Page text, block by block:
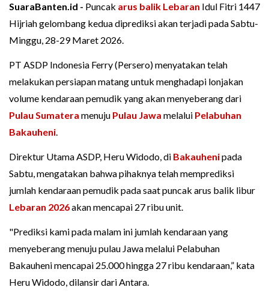
SuaraBanten.id - Puncak arus balik Lebaran Idul Fitri 1447
Hijriah gelombang kedua diprediksi akan terjadi pada Sabtu-
Minggu, 28-29 Maret 2026.
PT ASDP Indonesia Ferry (Persero) menyatakan telah
melakukan persiapan matang untuk menghadapi lonjakan
volume kendaraan pemudik yang akan menyeberang dari
Pulau Sumatera menuju Pulau Jawa melalui Pelabuhan
Bakauheni.
Direktur Utama ASDP, Heru Widodo, di Bakauhenipada
Sabtu, mengatakan bahwa pihaknya telah memprediksi
jumlah kendaraan pemudik pada saat puncak arus balik libur
Lebaran 2026akan mencapai 27 ribu unit.
"Prediksi kami pada malam ini jumlah kendaraan yang
menyeberang menuju pulau Jawa melalui Pelabuhan
Bakauheni mencapai 25.000 hingga 27 ribu kendaraan,” kata
Heru Widodo, dilansir dari Antara.